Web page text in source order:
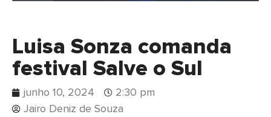
Luisa Sonza comanda
festival Salve o Sul
junho 10, 2024
2:30 pm
Jairo Deniz de Souza